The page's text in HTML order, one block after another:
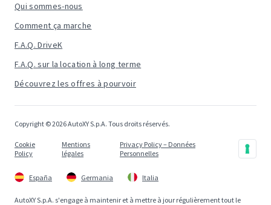
Qui sommes-nous
Comment ça marche
F.A.Q. DriveK
F.A.Q. sur la location à long terme
Découvrez les offres à pourvoir
Copyright © 2026 AutoXY S.p.A. Tous droits réservés.
Cookie
Policy
Mentions
légales
Privacy Policy – Données
Personnelles
España Germania Italia
AutoXY S.p.A. s'engage à maintenir et à mettre à jour régulièrement tout le